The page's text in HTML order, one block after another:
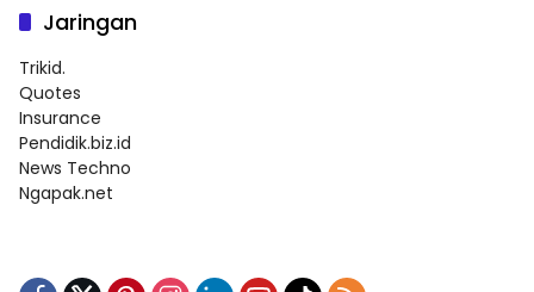
Jaringan
Trikid.
Quotes
Insurance
Pendidik.biz.id
News Techno
Ngapak.net